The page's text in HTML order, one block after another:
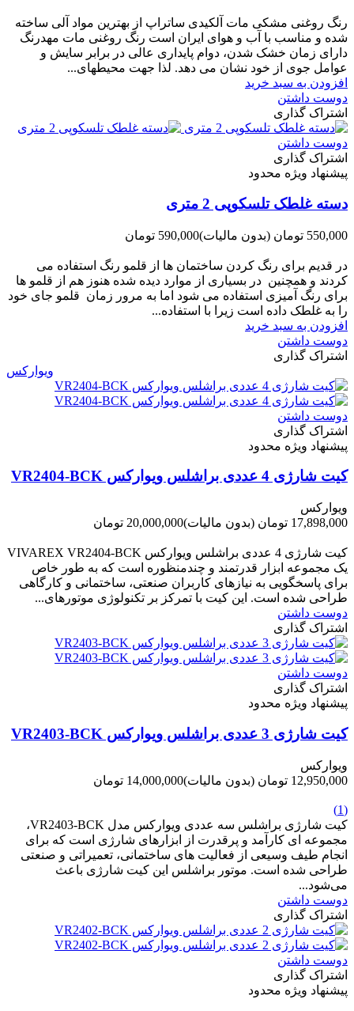
رنگ روغنی مشکی مات آلکیدی ساتراپ از بهترین مواد آلی ساخته
شده و مناسب با آب و هوای ایران است رنگ روغنی مات مهدرنگ
دارای زﻣﺎن ﺧﺸﮏ ﺷﺪن، دوام ﭘﺎﯾﺪاری عالی در ﺑﺮاﺑﺮ ﺳﺎﯾﺶ و
ﻋﻮاﻣﻞ ﺟﻮی از ﺧﻮد ﻧﺸﺎن ﻣﯽ دﻫﺪ. ﻟﺬا ﺟﻬﺖ ﻣﺤﯿﻄ‌‌ﻬﺎی...
افزودن به سبد خرید
دوست داشتن
اشتراک گذاری
دوست داشتن
اشتراک گذاری
پیشنهاد ویژه محدود
دسته غلطک تلسکوپی 2 متری
550,000 تومان (بدون مالیات)590,000 تومان
در قدیم برای رنگ کردن ساختمان ها از قلمو رنگ استفاده می
کردند و همچنین در بسیاری از موارد دیده شده هنوز هم از قلمو ها
برای رنگ آمیزی استفاده می شود اما به مرور زمان قلمو جای خود
را به غلطک داده است زیرا با استفاده...
افزودن به سبد خرید
دوست داشتن
اشتراک گذاری
ویوارکس
دوست داشتن
اشتراک گذاری
پیشنهاد ویژه محدود
کیت شارژی 4 عددی براشلس ویوارکس VR2404-BCK
ویوارکس
17,898,000 تومان
(بدون مالیات)20,000,000 تومان
کیت شارژی 4 عددی براشلس ویوارکس VIVAREX VR2404-BCK
یک مجموعه ابزار قدرتمند و چندمنظوره است که به طور خاص
برای پاسخگویی به نیازهای کاربران صنعتی، ساختمانی و کارگاهی
طراحی شده است. این کیت با تمرکز بر تکنولوژی موتورهای...
دوست داشتن
اشتراک گذاری
دوست داشتن
اشتراک گذاری
پیشنهاد ویژه محدود
کیت شارژی 3 عددی براشلس ویوارکس VR2403-BCK
ویوارکس
12,950,000 تومان
(بدون مالیات)14,000,000 تومان
(1)
کیت شارژی براشلس سه عددی ویوارکس مدل VR2403-BCK،
مجموعه ای کارآمد و پرقدرت از ابزارهای شارژی است که برای
انجام طیف وسیعی از فعالیت های ساختمانی، تعمیراتی و صنعتی
طراحی شده است. موتور براشلس این کیت شارژی باعث
می‌شود...
دوست داشتن
اشتراک گذاری
دوست داشتن
اشتراک گذاری
پیشنهاد ویژه محدود